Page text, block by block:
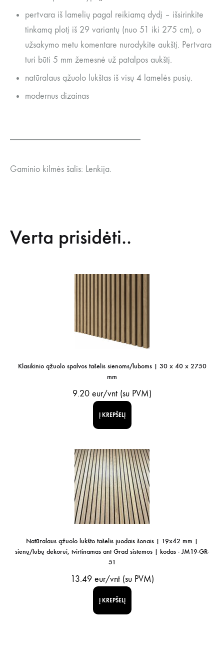
pertvara iš lamelių pagal reikiamą dydį – išsirinkite
tinkamą plotį iš 29 variantų (nuo 51 iki 275 cm), o
užsakymo metu komentare nurodykite aukštį. Pertvara
turi būti 5 mm žemesnė už patalpos aukštį.
natūralaus ąžuolo lukštas iš visų 4 lamelės pusių.
modernus dizainas
Gaminio kilmės šalis: Lenkija.
Verta prisidėti..
Klasikinio ąžuolo spalvos tašelis sienoms/luboms | 30 x 40 x 2750
mm
9.20 eur/vnt (su PVM)
Į KREPŠELĮ
Natūralaus ąžuolo lukšto tašelis juodais šonais | 19x42 mm |
sienų/lubų dekorui, tvirtinamas ant Grad sistemos | kodas - JM19-GR-
51
13.49 eur/vnt (su PVM)
Į KREPŠELĮ